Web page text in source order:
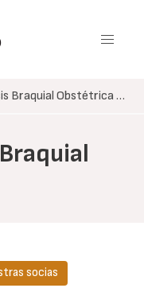
Braquial Obstétrica …
socias